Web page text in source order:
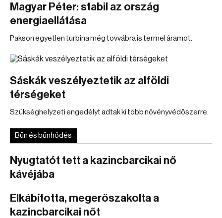
Magyar Péter: stabil az ország
energiaellátása
Pakson egyetlen turbina még tovvábra is termel áramot.
Sáskák veszélyeztetik az alföldi
térségeket
Szükséghelyzeti engedélyt adtak ki több növényvédőszerre.
Bűn és bűnhődés
Nyugtatót tett a kazincbarcikai nő
kávéjába
Elkábította, megerőszakolta a
kazincbarcikai nőt